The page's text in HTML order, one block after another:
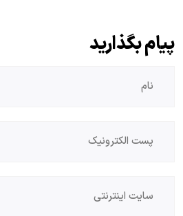
پیام بگذارید